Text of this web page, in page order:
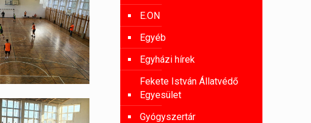
E.ON
Egyéb
Egyházi hírek
Fekete István Állatvédő
Egyesület
Gyógyszertár